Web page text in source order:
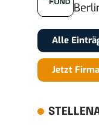
Alle
Jetzt